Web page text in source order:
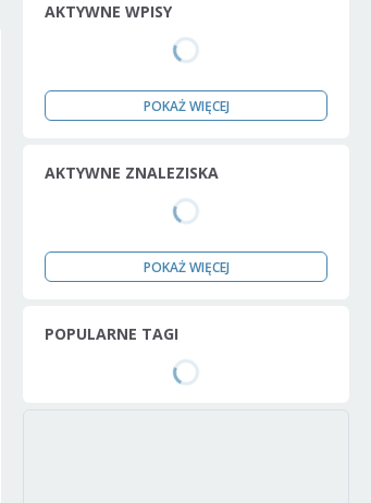
AKTYWNE WPISY
POKAŻ WIĘCEJ
AKTYWNE ZNALEZISKA
POKAŻ WIĘCEJ
POPULARNE TAGI